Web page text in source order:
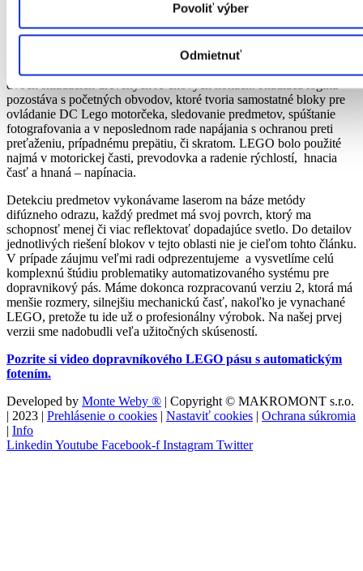
Povoliť výber
Odmietnuť
Dopravníkový pás s použítím LEGO častí.Samotný PVC
materiál pri skladaní nie je úplne vyhovujúci z pevnostného
hľadiska, preto boli zakomponované rôzne materiály, plastový
nosník v ktorom sa pohybuje gumený pás, ten držia dve platformy z
kovu + dreva pre jednoduhšie opracovávanie a celý výrobok stojí na
dvoch skladacích drevených A-čkových nohách. Riadiaca logika
pozostáva s početných obvodov, ktoré tvoria samostatné bloky pre
ovládanie DC Lego motorčeka, sledovanie predmetov, spúštanie
fotografovania a v neposlednom rade napájania s ochranou preti
preťaženiu, prípadnému prepätiu, či skratom. LEGO bolo použité
najmá v motorickej časti, prevodovka a radenie rýchlostí, hnacia
časť a hnaná – napínacia.
Detekciu predmetov vykonávame laserom na báze metódy
difúzneho odrazu, každý predmet má svoj povrch, ktorý ma
schopnosť menej či viac reflektovať dopadajúce svetlo. Do detailov
jednotlivých riešení blokov v tejto oblasti nie je cieľom tohto článku.
V prípade záujmu veľmi radi odprezentujeme a vysvetlíme celú
komplexnú štúdiu problematiky automatizovaného systému pre
dopravnikový pás. Máme dokonca rozpracovanú verziu 2, ktorá má
menšie rozmery, silnejšiu mechanickú časť, nakoľko je vynachané
LEGO, pretože tu ide už o profesionálny výrobok. Na našej prvej
verzii sme nadobudli veľa užitočných skúseností.
Pozrite si video dopravníkového LEGO pásu s automatickým
fotením.
Developed by Monte Weby ® | Copyright © MAKROMONT s.r.o.
| 2023 | Prehlásenie o cookies | Nastaviť cookies | Ochrana súkromia
| Info
Linkedin Youtube Facebook-f Instagram Twitter